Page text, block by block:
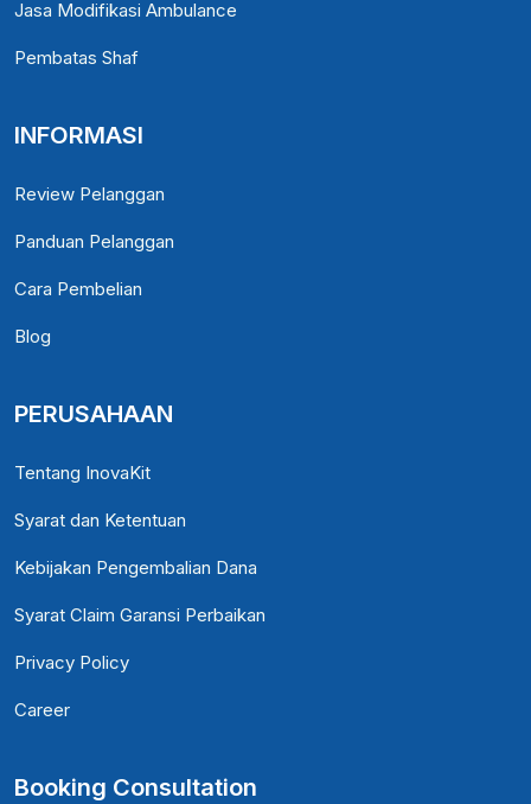
Jasa Modifikasi Ambulance
Pembatas Shaf
INFORMASI
Review Pelanggan
Panduan Pelanggan
Cara Pembelian
Blog
PERUSAHAAN
Tentang InovaKit
Syarat dan Ketentuan
Kebijakan Pengembalian Dana
Syarat Claim Garansi Perbaikan
Privacy Policy
Career
Booking Consultation